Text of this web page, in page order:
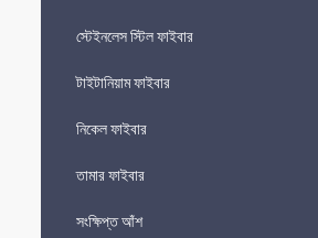
স্টেইনলেস স্টিল ফাইবার
টাইটানিয়াম ফাইবার
নিকেল ফাইবার
তামার ফাইবার
সংক্ষিপ্ত আঁশ